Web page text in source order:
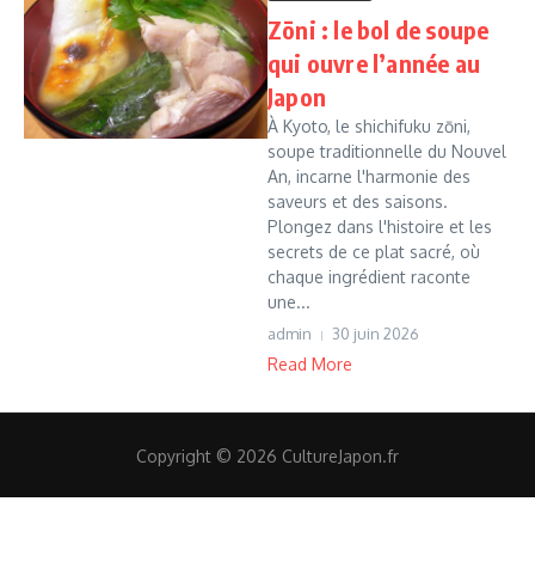
Zōni : le bol de soupe
qui ouvre l’année au
Japon
À Kyoto, le shichifuku zōni,
soupe traditionnelle du Nouvel
An, incarne l'harmonie des
saveurs et des saisons.
Plongez dans l'histoire et les
secrets de ce plat sacré, où
chaque ingrédient raconte
une...
admin 30 juin 2026
Read More